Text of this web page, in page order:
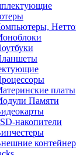
платы
Памяти
накопители